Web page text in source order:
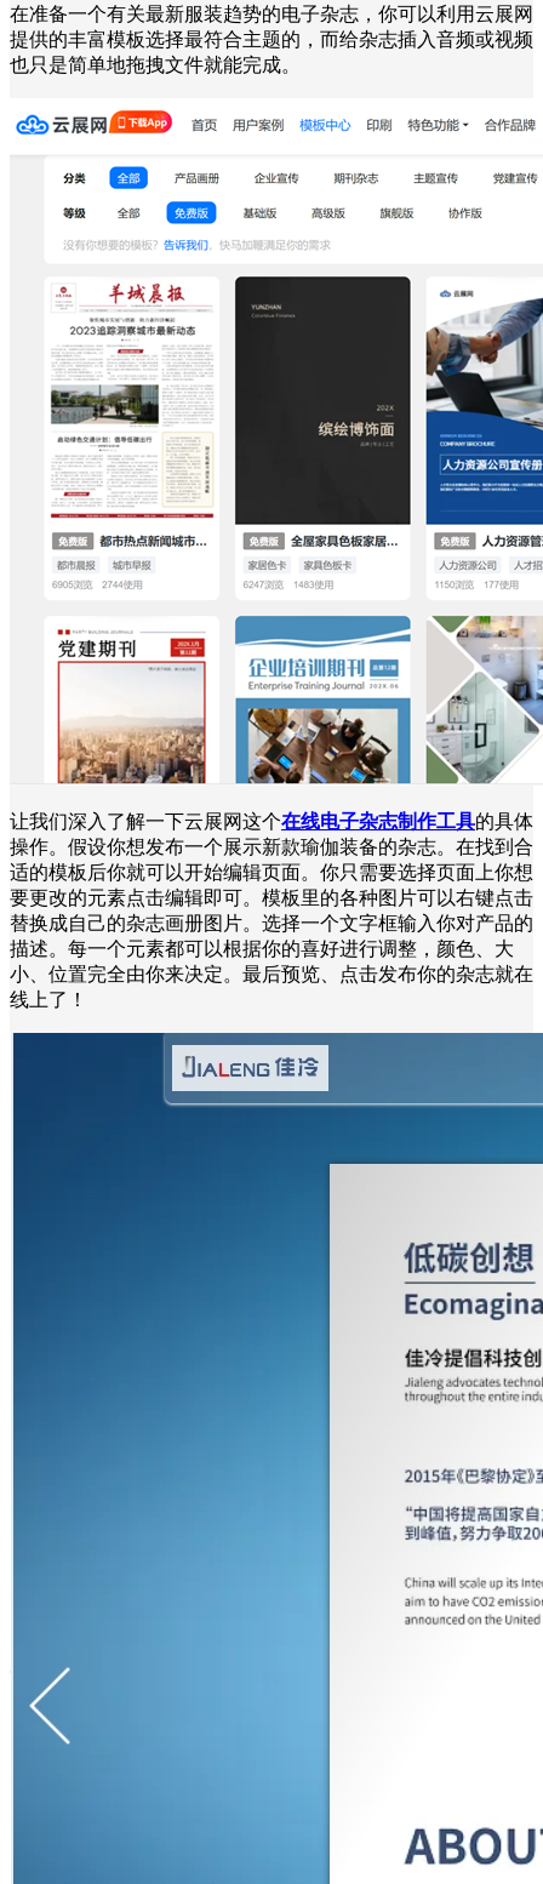
在准备一个有关最新服装趋势的电子杂志，你可以利用云展网
提供的丰富模板选择最符合主题的，而给杂志插入音频或视频
也只是简单地拖拽文件就能完成。
让我们深入了解一下云展网这个在线电子杂志制作工具的具体
操作。假设你想发布一个展示新款瑜伽装备的杂志。在找到合
适的模板后你就可以开始编辑页面。你只需要选择页面上你想
要更改的元素点击编辑即可。模板里的各种图片可以右键点击
替换成自己的杂志画册图片。选择一个文字框输入你对产品的
描述。每一个元素都可以根据你的喜好进行调整，颜色、大
小、位置完全由你来决定。最后预览、点击发布你的杂志就在
线上了！